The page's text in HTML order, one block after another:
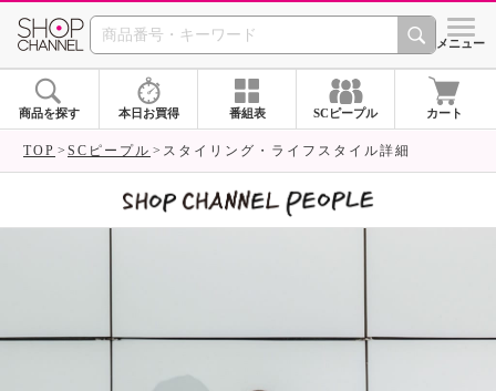
SHOP CHANNEL シメニュー
商品を探す 本日お買得 番組表 SCピープル カート
TOP SCピープル スタイリング・ライフスタイル詳細